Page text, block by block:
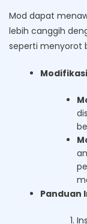
Mod dapat
lebih canggih
seperti menyorot
Panduan